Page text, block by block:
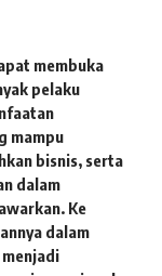
membuka
pelaku
mampu
bisnis, serta
dalam
Ke
dalam